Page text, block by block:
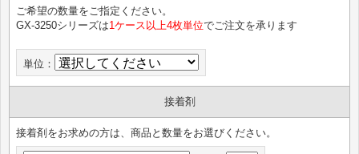
ご希望の数量をご指定ください。
GX-3250シリーズは1ケース以上4枚単位でご注文を承ります
単位：
接着剤
接着剤をお求めの方は、商品と数量をお選びください。